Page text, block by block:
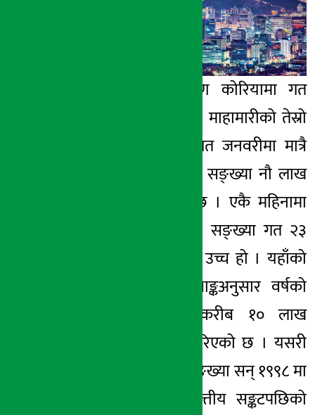
काठमाडौँ । दक्षिण कोरियामा गत
डिसेम्बरदेखि कोरना माहामारीको तेस्रो
लहर फैलिएपछि गत जनवरीमा मात्रै
रोजगारी गुमाउनेको सङ्ख्या नौ लाख
८२ हजार पुगेको छ । एकै महिनामा
रोजगारी गुमेको यो सङ्ख्या गत २३
वर्षयताकै सबैभन्दा उच्च हो । यहाँको
एक सरकारी तथ्याङ्कअनुसार वर्षको
पहिलो महिनामै करीब १० लाख
रोजगारी कटौती गरिएको छ । यसरी
बेरोजगार हुनेको सङ्ख्या सन् १९९८ मा
भएको एशियन वित्तीय सङ्कटपछिको